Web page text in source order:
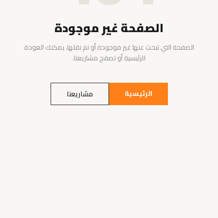
الصفحة غير موجودة
الصفحة التي تبحث عنها غير موجودة أو تم نقلها. يمكنك العودة
للرئيسية أو تصفح مشاريعنا.
الرئيسية مشاريعنا